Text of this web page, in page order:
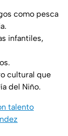
como pesca
infantiles,
cultural que
del Niño.
talento